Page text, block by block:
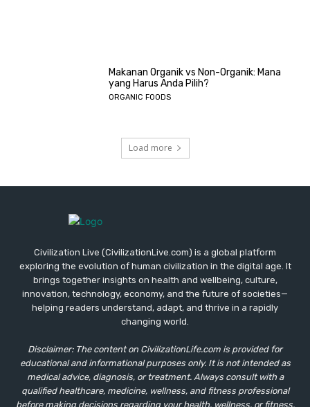
Makanan Organik vs Non-Organik: Mana
yang Harus Anda Pilih?
ORGANIC FOODS
Load more
Civilization Live (CivilizationLive.com) is a global platform
exploring the evolution of human civilization in the digital age. It
brings together insights on health and wellbeing, culture,
innovation, technology, economy, and the future of societies—
helping readers understand, adapt, and thrive in a rapidly
changing world.
Disclaimer: The content on CivilizationLife.com is provided for
educational and informational purposes only. It is not intended as
medical advice, diagnosis, or treatment. Always consult with a
qualified healthcare, medicine, wellness, and fitness professional
before making decisions regarding your health, wellness, or fitness,